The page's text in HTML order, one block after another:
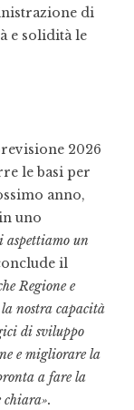
di
e solidità le
2026
le basi per
anno,
uno
aspettiamo un
il
Regione e
la nostra capacità
di sviluppo
e migliorare la
a fare la